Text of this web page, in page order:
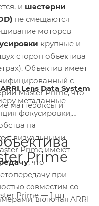
и шестерни
не смещаются
моторов
крупные и
сторон объектива
Объектив имеет
с
Master Prime, что
маттебоксы и
ARRI Lens Data System
метаданные
фокусировки,
на
с визуальными
Prime имеют
, что
при
совместим со
включая ARRI
Prime
Prime — 1 шт